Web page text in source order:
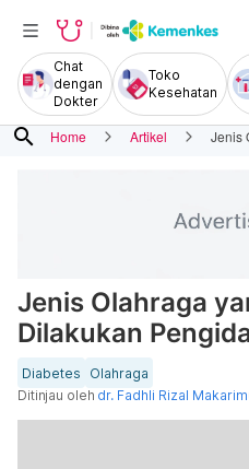
Chat
dengan
Dokter
Toko
Kesehatan
search Home Artikel Jenis
Jenis Olahraga
Dilakukan
Diabetes
Olahraga
Ditinjau oleh dr. Fadhli Rizal Makarim